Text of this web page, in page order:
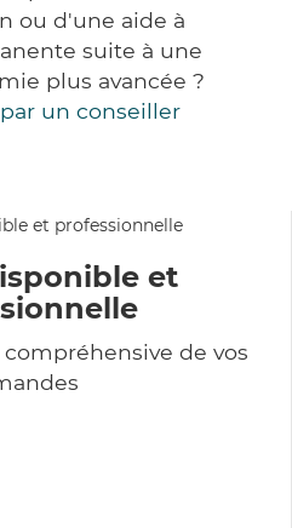
ou d'une aide à
suite à une
plus avancée ?
un conseiller
et
de vos